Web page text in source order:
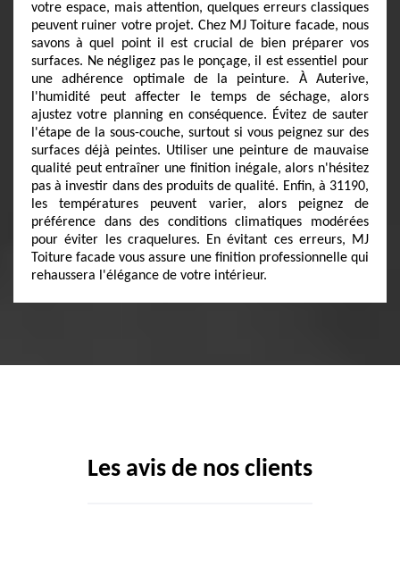
votre espace, mais attention, quelques erreurs classiques
peuvent ruiner votre projet. Chez MJ Toiture facade, nous
savons à quel point il est crucial de bien préparer vos
surfaces. Ne négligez pas le ponçage, il est essentiel pour
une adhérence optimale de la peinture. À Auterive,
l'humidité peut affecter le temps de séchage, alors
ajustez votre planning en conséquence. Évitez de sauter
l'étape de la sous-couche, surtout si vous peignez sur des
surfaces déjà peintes. Utiliser une peinture de mauvaise
qualité peut entraîner une finition inégale, alors n'hésitez
pas à investir dans des produits de qualité. Enfin, à 31190,
les températures peuvent varier, alors peignez de
préférence dans des conditions climatiques modérées
pour éviter les craquelures. En évitant ces erreurs, MJ
Toiture facade vous assure une finition professionnelle qui
rehaussera l'élégance de votre intérieur.
Les avis de nos clients